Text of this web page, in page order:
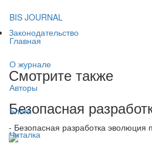
BIS JOURNAL
Главная
О журнале
Авторы
Блоги
Читалка
Законодательство
Смотрите также
Безопасная
- Безопасная разработка эволюция